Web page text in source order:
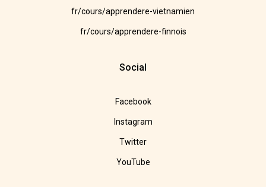
fr/cours/apprendere-vietnamien
fr/cours/apprendere-finnois
Social
Facebook
Instagram
Twitter
YouTube